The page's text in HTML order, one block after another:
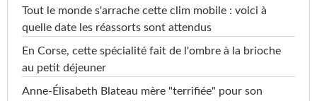
Tout le monde s'arrache cette clim mobile : voici à
quelle date les réassorts sont attendus
En Corse, cette spécialité fait de l'ombre à la brioche
au petit déjeuner
Anne-Élisabeth Blateau mère "terrifiée" pour son